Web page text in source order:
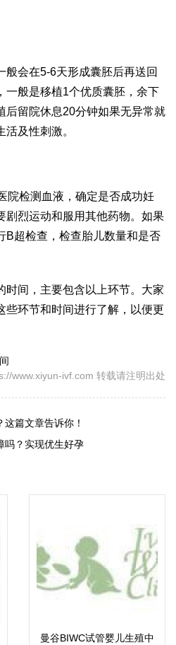
般会在5-6天形成囊胚后再送回
一般是移植1个优质囊胚，余下
后留院休息20分钟如果无异常就
及性刺激。
院检测血液，确定是否成功妊
剧烈运动和服用其他药物。如果
B超检查，检查胎儿数量和是否
时间，主要包含以上环节。大家
些环节和时间进行了解，以便更
www.xiyun-ivf.com 转载请注明出处
篇文章告诉你！
吗？实现优生好孕
曼谷BIWC试管婴儿生殖中